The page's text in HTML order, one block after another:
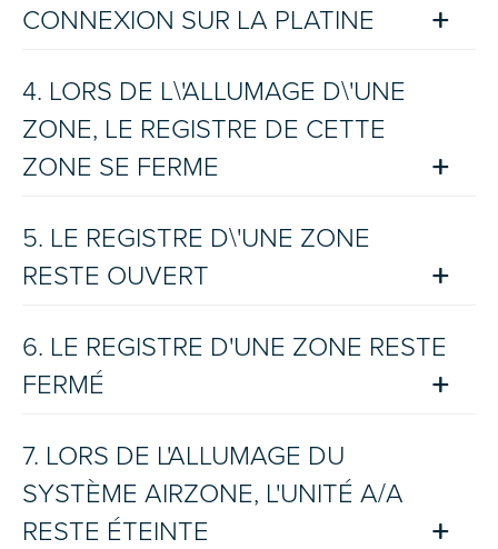
CONNEXION SUR LA PLATINE
4. LORS DE L\'ALLUMAGE D\'UNE
ZONE, LE REGISTRE DE CETTE
ZONE SE FERME
5. LE REGISTRE D\'UNE ZONE
RESTE OUVERT
6. LE REGISTRE D'UNE ZONE RESTE
FERMÉ
7. LORS DE L'ALLUMAGE DU
SYSTÈME AIRZONE, L'UNITÉ A/A
RESTE ÉTEINTE